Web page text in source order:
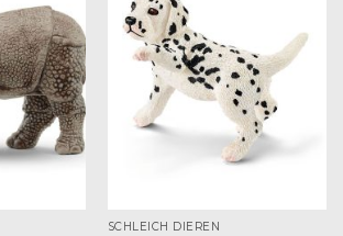
SCHLEICH DIEREN